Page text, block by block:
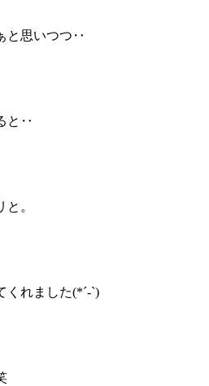
と思いつつ‥
と‥
。
くれました(*´-`)